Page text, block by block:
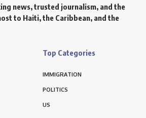
news, trusted journalism, and the
to Haiti, the Caribbean, and the
Top Categories
IMMIGRATION
POLITICS
US